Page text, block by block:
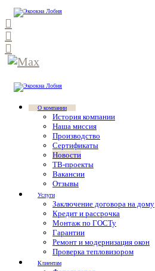
О компании
История компании
Наша миссия
Производство
Сертификаты
Новости
ТВ-проекты
Вакансии
Отзывы
Услуги
Заключение договора на дому
Кредит и рассрочка
Монтаж по ГОСТу
Гарантии
Ремонт и модернизация окон
Проверка тепловизором
Клиентам